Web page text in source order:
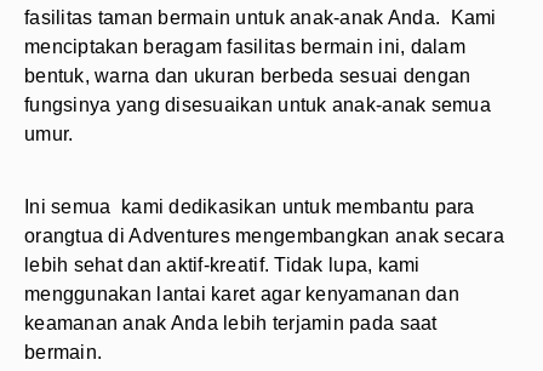
fasilitas taman bermain untuk anak-anak Anda. Kami
menciptakan beragam fasilitas bermain ini, dalam
bentuk, warna dan ukuran berbeda sesuai dengan
fungsinya yang disesuaikan untuk anak-anak semua
umur.
Ini semua kami dedikasikan untuk membantu para
orangtua di Adventures mengembangkan anak secara
lebih sehat dan aktif-kreatif. Tidak lupa, kami
menggunakan lantai karet agar kenyamanan dan
keamanan anak Anda lebih terjamin pada saat
bermain.